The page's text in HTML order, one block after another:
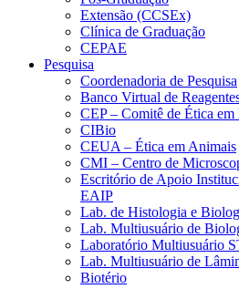
Extensão (CCSEx)
Clínica de Graduação
CEPAE
Pesquisa
Coordenadoria de Pesquisa
Banco Virtual de
CEP – Comitê de Ética em
CIBio
CEUA – Ética em Animais
CMI – Centro de
Escritório de Apoio
EAIP
Lab. de Histologia e
Lab. Multiusuário de
Laboratório Multiusuário
Lab. Multiusuário de
Biotério